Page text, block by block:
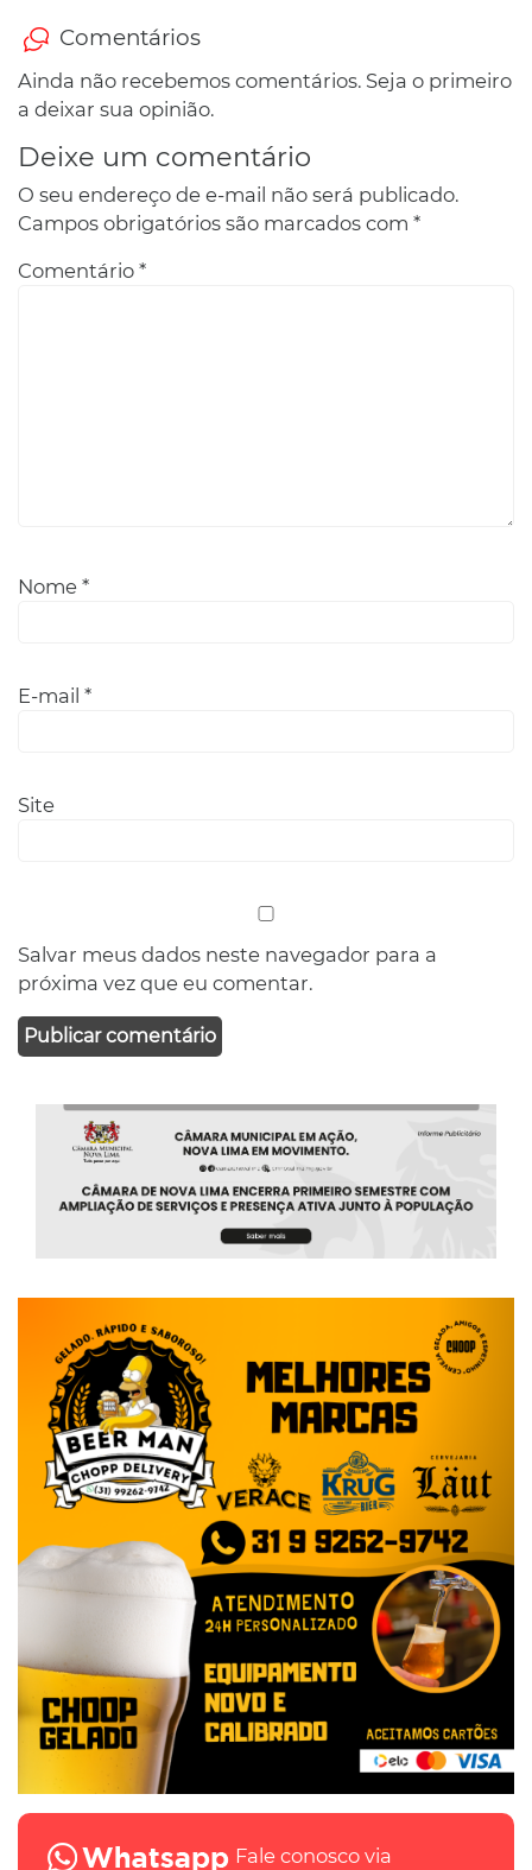
Comentários
Ainda não recebemos comentários. Seja o primeiro
a deixar sua opinião.
Deixe um comentário
O seu endereço de e-mail não será publicado.
Campos obrigatórios são marcados com *
Comentário *
Nome *
E-mail *
Site
Salvar meus dados neste navegador para a
próxima vez que eu comentar.
Fale conosco via